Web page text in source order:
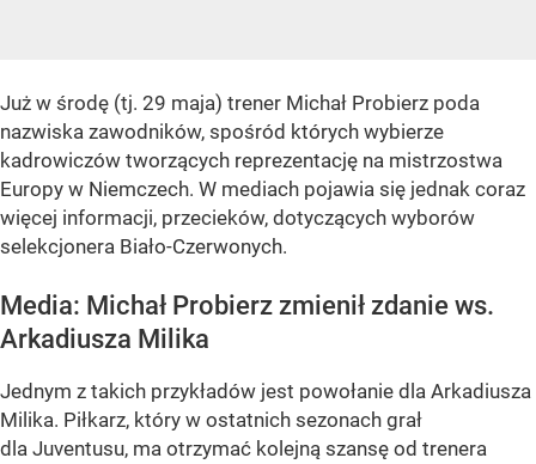
Już w środę (tj. 29 maja) trener Michał Probierz poda
nazwiska zawodników, spośród których wybierze
kadrowiczów tworzących reprezentację na mistrzostwa
Europy w Niemczech. W mediach pojawia się jednak coraz
więcej informacji, przecieków, dotyczących wyborów
selekcjonera Biało-Czerwonych.
Media: Michał Probierz zmienił zdanie ws.
Arkadiusza Milika
Jednym z takich przykładów jest powołanie dla Arkadiusza
Milika. Piłkarz, który w ostatnich sezonach grał
dla Juventusu, ma otrzymać kolejną szansę od trenera